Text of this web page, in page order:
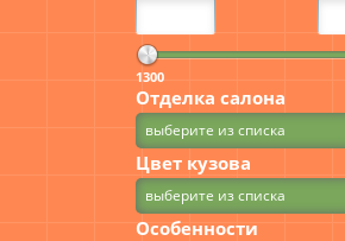
1300
Отделка салона
выберите из списка
Цвет кузова
выберите из списка
Особенности